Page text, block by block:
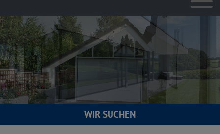
WIR SUCHEN